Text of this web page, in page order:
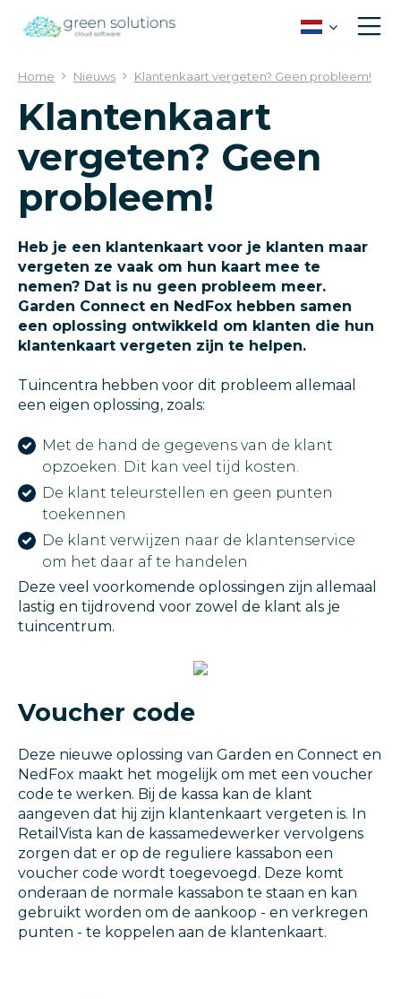
Home Nieuws Klantenkaart vergeten? Geen probleem!
Klantenkaart
vergeten? Geen
probleem!
Heb je een klantenkaart voor je klanten maar
vergeten ze vaak om hun kaart mee te
nemen? Dat is nu geen probleem meer.
Garden Connect en NedFox hebben samen
een oplossing ontwikkeld om klanten die hun
klantenkaart vergeten zijn te helpen.
Tuincentra hebben voor dit probleem allemaal
een eigen oplossing, zoals:
Met de hand de gegevens van de klant
opzoeken. Dit kan veel tijd kosten.
De klant teleurstellen en geen punten
toekennen
De klant verwijzen naar de klantenservice
om het daar af te handelen
Deze veel voorkomende oplossingen zijn allemaal
lastig en tijdrovend voor zowel de klant als je
tuincentrum.
Voucher code
Deze nieuwe oplossing van Garden en Connect en
NedFox maakt het mogelijk om met een voucher
code te werken. Bij de kassa kan de klant
aangeven dat hij zijn klantenkaart vergeten is. In
RetailVista kan de kassamedewerker vervolgens
zorgen dat er op de reguliere kassabon een
voucher code wordt toegevoegd. Deze komt
onderaan de normale kassabon te staan en kan
gebruikt worden om de aankoop - en verkregen
punten - te koppelen aan de klantenkaart.